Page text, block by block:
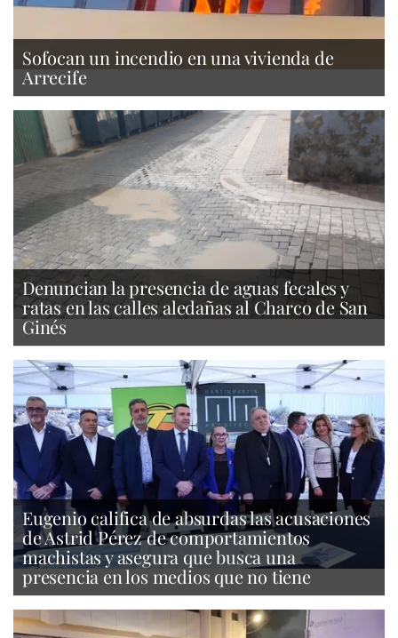
Sofocan un incendio en una vivienda de
Arrecife
Denuncian la presencia de aguas fecales y
ratas en las calles aledañas al Charco de San
Ginés
Eugenio califica de absurdas las acusaciones
de Astrid Pérez de comportamientos
machistas y asegura que busca una
presencia en los medios que no tiene